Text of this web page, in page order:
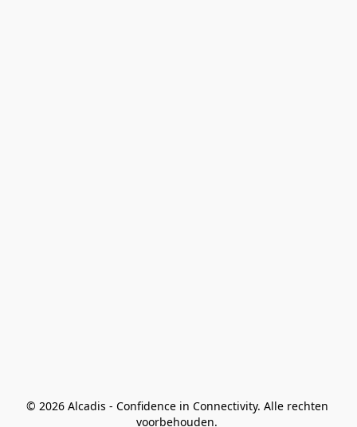
© 2026 Alcadis - Confidence in Connectivity. Alle rechten
voorbehouden.